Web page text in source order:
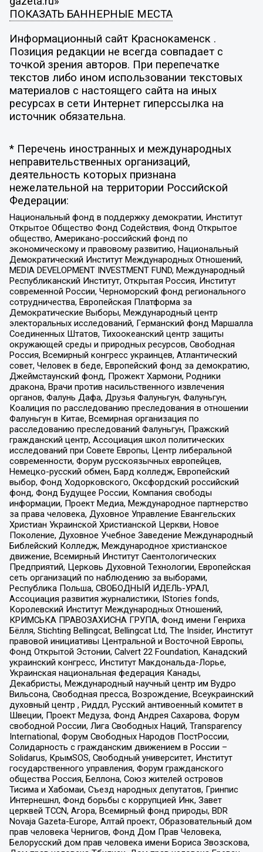
ПОКАЗАТЬ БАННЕРНЫЕ МЕСТА
Информационный сайт Краснокаменск .
Позиция редакции не всегда совпадает с
точкой зрения авторов. При перепечатке
текстов либо ином использовании текстовых
материалов с настоящего сайта на иных
ресурсах в сети Интернет гиперссылка на
источник обязательна.
* Перечень иностранных и международных
неправительственных организаций,
деятельность которых признана
нежелательной на территории Российской
Федерации:
Национальный фонд в поддержку демократии, Институт
Открытое Общество Фонд Содействия, Фонд Открытое
общество, Американо-российский фонд по
экономическому и правовому развитию, Национальный
Демократический Институт Международных Отношений,
MEDIA DEVELOPMENT INVESTMENT FUND, Международный
Республиканский Институт, Открытая Россия, Институт
современной России, Черноморский фонд регионального
сотрудничества, Европейская Платформа за
Демократические Выборы, Международный центр
электоральных исследований, Германский фонд Маршалла
Соединенных Штатов, Тихоокеанский центр защиты
окружающей среды и природных ресурсов, Свободная
Россия, Всемирный конгресс украинцев, Атлантический
совет, Человек в беде, Европейский фонд за демократию,
Джеймстаунский фонд, Прожект Хармони, Родники
дракона, Врачи против насильственного извлечения
органов, Фалунь Дафа, Друзья Фалуньгун, Фалуньгун,
Коалиция по расследованию преследования в отношении
Фалуньгун в Китае, Всемирная организация по
расследованию преследований Фалуньгун, Пражский
гражданский центр, Ассоциация школ политических
исследований при Совете Европы, Центр либеральной
современности, Форум русскоязычных европейцев,
Немецко-русский обмен, Бард колледж, Европейский
выбор, Фонд Ходорковского, Оксфордский российский
фонд, Фонд Будущее России, Компания свободы
информации, Проект Медиа, Международное партнерство
за права человека, Духовное Управление Евангельских
Христиан Украинской Христианской Церкви, Новое
Поколение, Духовное Учебное Заведение Международный
Библейский Колледж, Международное христианское
движение, Всемирный Институт Саентологических
Предприятий, Церковь Духовной Технологии, Европейская
сеть организаций по наблюдению за выборами,
Республика Польша, СВОБОДНЫЙ ИДЕЛЬ-УРАЛ,
Ассоциация развития журналистики, IStories fonds,
Королевский Институт Международных Отношений,
КРИМСЬКА ПРАВОЗАХИСНА ГРУПА, Фонд имени Генриха
Бёлля, Stichting Bellingcat, Bellingcat Ltd, The Insider, Институт
правовой инициативы Центральной и Восточной Европы,
Фонд Открытой Эстонии, Calvert 22 Foundation, Канадский
украинский конгресс, Институт Макдональда-Лорье,
Украинская национальная федерация Канады,
Декабристы, Международный научный центр им Вудро
Вильсона, Свободная пресса, Возрождение, Всеукраинский
духовный центр , Риддл, Русский антивоенный комитет в
Швеции, Проект Медуза, Фонд Андрея Сахарова, Форум
свободной России, Лига Свободных Наций, Transparеncy
International, Форум Свободных Народов ПостРоссии,
Солидарность с гражданским движением в России –
Solidarus, КрымSOS, Свободный университет, Институт
государственного управления, Форум гражданского
общества Россия, Беллона, Союз жителей островов
Тисима и Хабомаи, Съезд народных депутатов, Гринпис
Интернешнл, Фонд борьбы с коррупцией Инк, Завет
церквей TCCN, Агора, Всемирный фонд природы, BDR
Novaja Gazeta-Europe, Алтай проект, Образовательный дом
прав человека Чернигов, Фонд Дом Прав Человека,
Белорусский дом прав человека имени Бориса Звозскова,